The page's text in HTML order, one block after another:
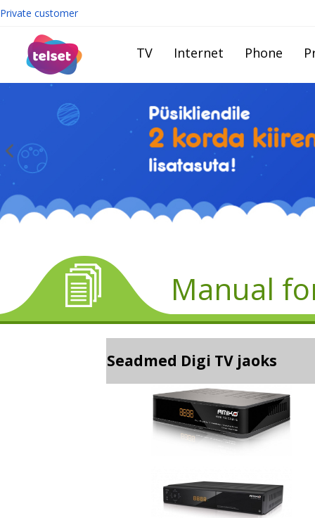
Private customer
TV Internet Phone
Manual
Seadmed Digi TV jaoks